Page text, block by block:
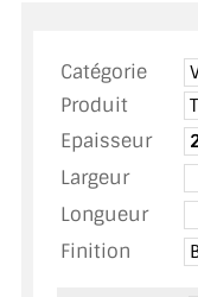
TOUS LES
GUIDE : CHOIX
INSPIRATIONS
AMBIANCE
Catégorie
Produit
Epaisseur
Largeur
Longueur
Finition